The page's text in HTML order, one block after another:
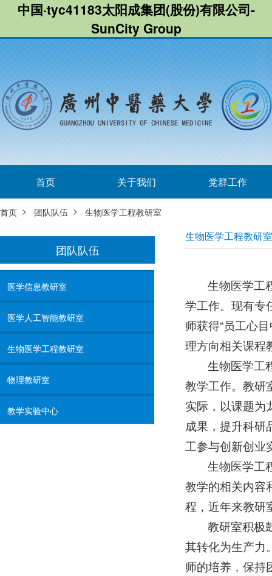
中国·tyc41183太阳成集团(股份)有限公司-
SunCity Group
首页 关于我们 党群工作
首页 > 团队队伍 > 生物医学工程教研室
团队队伍
医学信息教研室
医学人工智能教研室
生物医学工程教研室
物理教研室
教学实验中心
生物医学工程教研室
生物医学工
学工作。现有专
师获得“员工心
理方向相关课程
生物医学工
教学工作。教研
实际，以课题为
成果，提升科研
工参与创新创业
生物医学工
教学的相关内容
程，近年来教研
教研室积极
其转化为生产力
师的培养，保持